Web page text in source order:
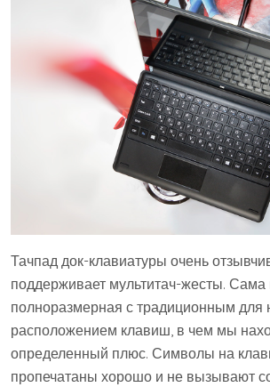
Тачпад док-клавиатуры очень
поддерживает мультитач-жесты. Сама
полноразмерная с традиционным для
расположением клавиш, в чем мы
определенный плюс. Символы на
пропечатаны хорошо и не вызывают